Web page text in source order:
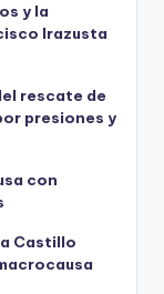
y la
Irazusta
rescate de
presiones y
con
Castillo